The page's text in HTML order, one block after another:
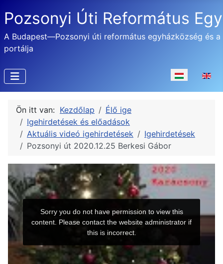
Pozsonyi Úti Református
A Budapest—Pozsonyi úti református egyházközség és a
portálja
Válasszon
Ön itt van: Kezdőlap
Élő ige
Igehirdetések és előadások
Aktuális videó igehirdetések
Igehirdetések
Pozsonyi út 2020.12.25 Berkesi Gábor